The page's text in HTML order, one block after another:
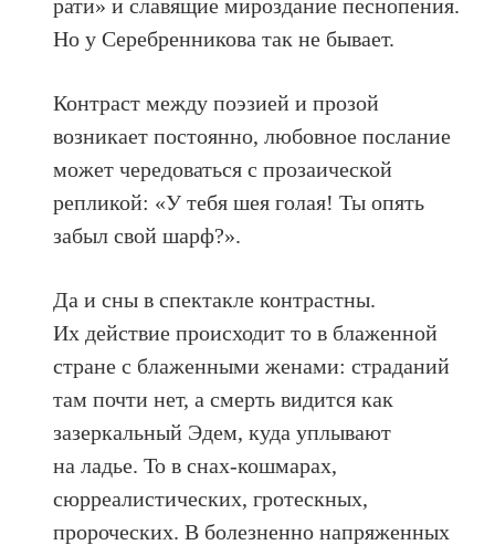
рати» и славящие мироздание песнопения.
Но у Серебренникова так не бывает.
Контраст между поэзией и прозой
возникает постоянно, любовное послание
может чередоваться с прозаической
репликой: «У тебя шея голая! Ты опять
забыл свой шарф?».
Да и сны в спектакле контрастны.
Их действие происходит то в блаженной
стране с блаженными женами: страданий
там почти нет, а смерть видится как
зазеркальный Эдем, куда уплывают
на ладье. То в снах-кошмарах,
сюрреалистических, гротескных,
пророческих. В болезненно напряженных